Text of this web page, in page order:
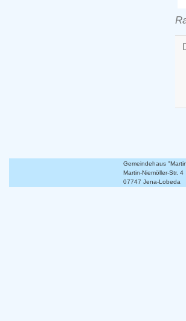
Gemeindehaus
Martin-Niemöller-Str. 4
07747 Jena-Lobeda